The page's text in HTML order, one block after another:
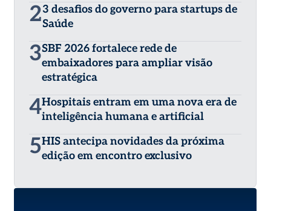
23 desafios do governo para startups de
Saúde
3SBF 2026 fortalece rede de
embaixadores para ampliar visão
estratégica
4Hospitais entram em uma nova era de
inteligência humana e artificial
5HIS antecipa novidades da próxima
edição em encontro exclusivo